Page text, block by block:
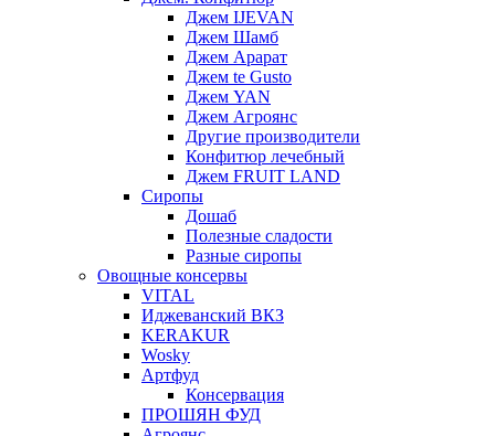
Джем IJEVAN
Джем Шамб
Джем Арарат
Джем te Gusto
Джем YAN
Джем Агроянс
Другие производители
Конфитюр лечебный
Джем FRUIT LAND
Сиропы
Дошаб
Полезные сладости
Разные сиропы
Овощные консервы
VITAL
Иджеванский ВКЗ
KERAKUR
Wosky
Артфуд
Консервация
ПРОШЯН ФУД